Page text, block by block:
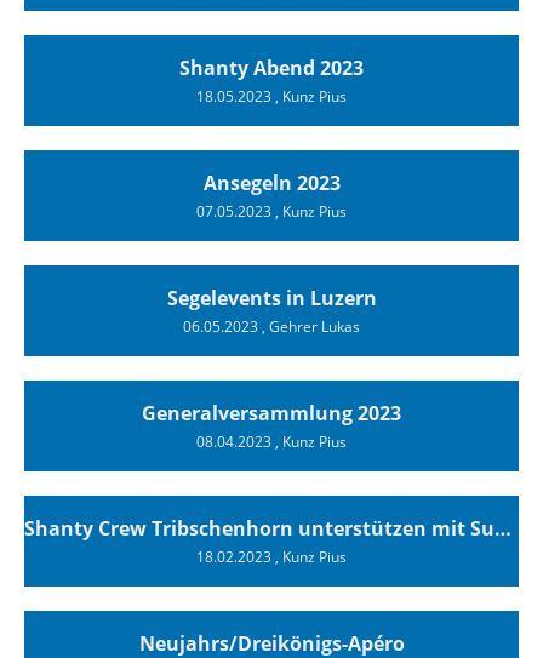
Shanty Abend 2023
18.05.2023, Kunz Pius
Ansegeln 2023
07.05.2023, Kunz Pius
Segelevents in Luzern
06.05.2023, Gehrer Lukas
Generalversammlung 2023
08.04.2023, Kunz Pius
Shanty Crew Tribschenhorn unterstützen mit Support Culture Bons!
18.02.2023, Kunz Pius
Neujahrs/Dreikönigs-Apéro